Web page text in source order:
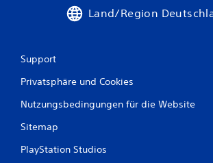
Land/Region
Support
Privatsphäre und Cookies
Nutzungsbedingungen für die Website
Sitemap
PlayStation Studios